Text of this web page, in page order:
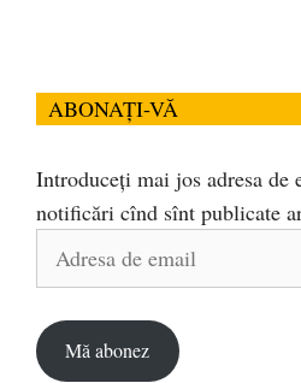
ABONAȚI-VĂ
Introduceți mai jos adresa de
notificări cînd sînt publicate
Mă abonez